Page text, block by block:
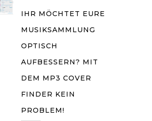
IHR MÖCHTET EURE
MUSIKSAMMLUNG
OPTISCH
AUFBESSERN? MIT
DEM MP3 COVER
FINDER KEIN
PROBLEM!